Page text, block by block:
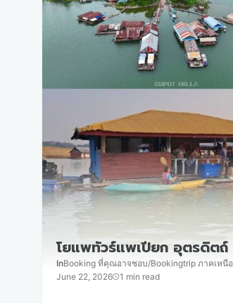
โยแพทัวร์แพเปียก อุตรดิตถ์
InBooking ที่คุณอาจชอบ/Bookingtrip ภาคเหนือ
June 22, 2026
1 min read